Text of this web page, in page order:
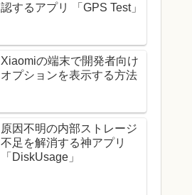
認するアプリ 「GPS Test」
Xiaomiの端末で開発者向け
オプションを表示する方法
原因不明の内部ストレージ
不足を解消する神アプリ
「DiskUsage」